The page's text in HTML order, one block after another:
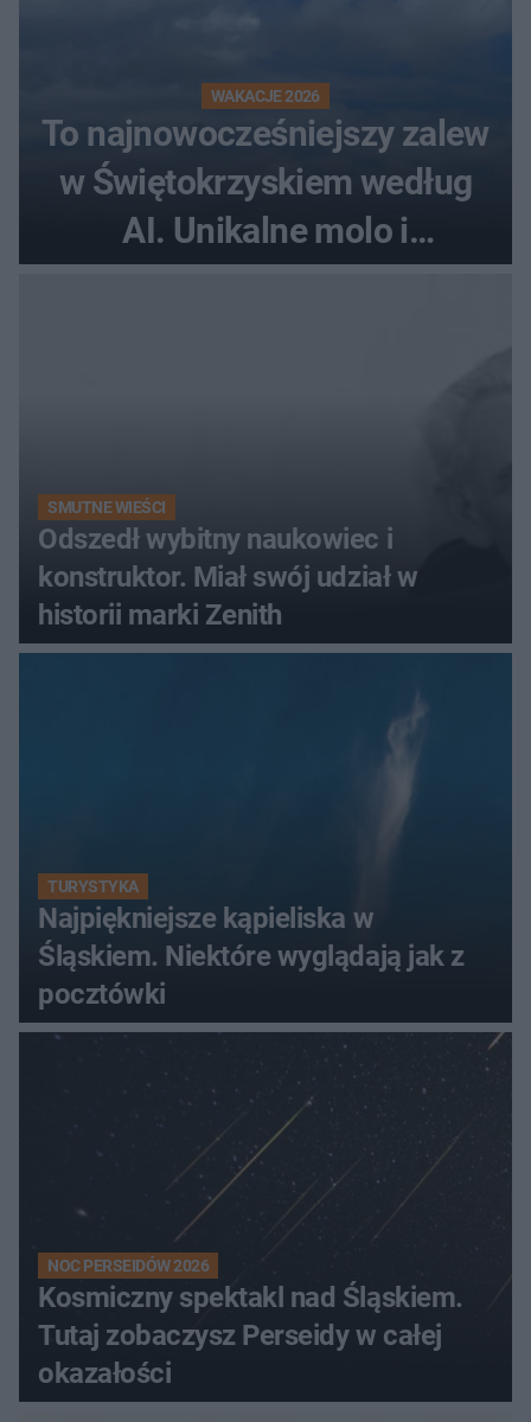
WAKACJE 2026
To najnowocześniejszy zalew
w Świętokrzyskiem według
AI. Unikalne molo i
promenada
SMUTNE WIEŚCI
Odszedł wybitny naukowiec i
konstruktor. Miał swój udział w
historii marki Zenith
TURYSTYKA
Najpiękniejsze kąpieliska w
Śląskiem. Niektóre wyglądają jak z
pocztówki
NOC PERSEIDÓW 2026
Kosmiczny spektakl nad Śląskiem.
Tutaj zobaczysz Perseidy w całej
okazałości